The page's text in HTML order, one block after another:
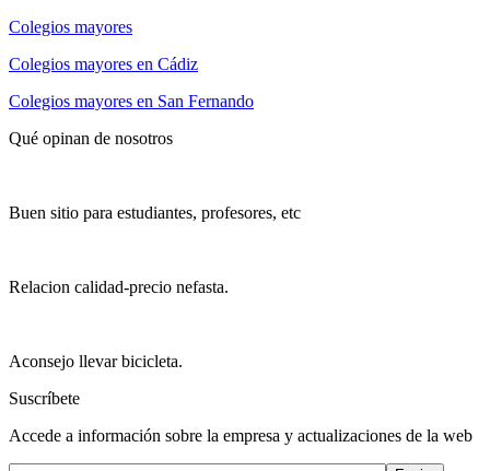
Colegios mayores
Colegios mayores en Cádiz
Colegios mayores en San Fernando
Qué opinan de nosotros
Buen sitio para estudiantes, profesores, etc
Relacion calidad-precio nefasta.
Aconsejo llevar bicicleta.
Suscríbete
Accede a información sobre la empresa y actualizaciones de la web